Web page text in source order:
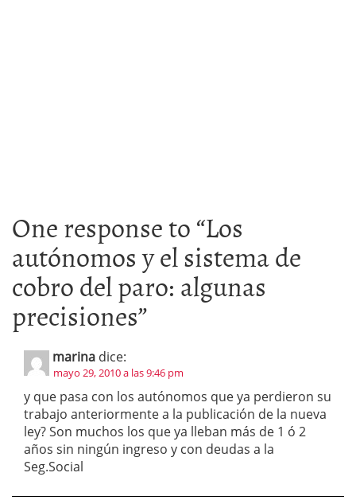
One response to “Los
autónomos y el sistema de
cobro del paro: algunas
precisiones”
marina dice:
mayo 29, 2010 a las 9:46 pm
y que pasa con los autónomos que ya perdieron su
trabajo anteriormente a la publicación de la nueva
ley? Son muchos los que ya lleban más de 1 ó 2
años sin ningún ingreso y con deudas a la
Seg.Social